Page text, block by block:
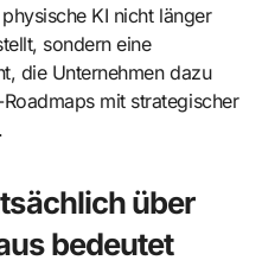
KI nicht länger
sondern eine
die Unternehmen dazu
mit strategischer
über
bedeutet